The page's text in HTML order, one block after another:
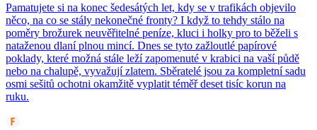
Pamatujete si na konec šedesátých let, kdy se v trafikách objevilo
něco, na co se stály nekonečné fronty? I když to tehdy stálo na
poměry brožurek neuvěřitelné peníze, kluci i holky pro to běželi s
nataženou dlaní plnou mincí. Dnes se tyto zažloutlé papírové
poklady, které možná stále leží zapomenuté v krabici na vaší půdě
nebo na chalupě, vyvažují zlatem. Sběratelé jsou za kompletní sadu
osmi sešitů ochotni okamžitě vyplatit téměř deset tisíc korun na
ruku.